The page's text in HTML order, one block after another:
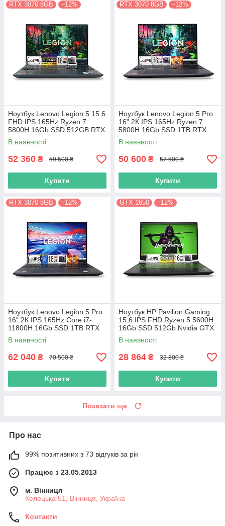
RTX 3070 8GB –12%
Ноутбук Lenovo Legion 5 15.6
FHD IPS 165Hz Ryzen 7
5800H 16Gb SSD 512GB RTX
3070 8GB
В наявності
52 360 ₴ 59 500 ₴
Купити
RTX 3070 8GB –12%
Ноутбук Lenovo Legion 5 Pro
16" 2К IPS 165Hz Ryzen 7
5800H 16Gb SSD 1TB RTX
3070 8GB
В наявності
50 600 ₴ 57 500 ₴
Купити
RTX 3070 8GB –12%
Ноутбук Lenovo Legion 5 Pro
16" 2К IPS 165Hz Core i7-
11800H 16Gb SSD 1TB RTX
3070 8GB
В наявності
62 040 ₴ 70 500 ₴
Купити
GTX 1650 –12%
Ноутбук HP Pavilion Gaming
15.6 IPS FHD Ryzen 5 5600H
16Gb SSD 512Gb Nvidia GTX
1650 4GB
В наявності
28 864 ₴ 32 800 ₴
Купити
Показати ще
Про нас
99% позитивних з 73 відгуків за рік
Працює з 23.05.2013
м. Вінниця
Келецька 51, Вінниця, Україна
Контакти